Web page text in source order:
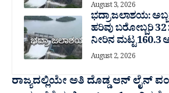
August 3, 2026
ಭದ್ರಾ ಜಲಾಶಯ:
ಹರಿವು ಬರೋಬ್ಬರಿ 32
ನೀರಿನ ಮಟ್ಟ 160.3
August 2, 2026
ರಾಜ್ಯದಲ್ಲಿಯೇ ಅತಿ ದೊಡ್ಡ ಆನ್ ಲೈನ್